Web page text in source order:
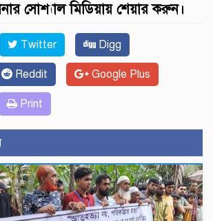
সোশ্যাল মিডিয়ায় শেয়ার করুন।
Twitter Digg
Reddit Google Plus
Print